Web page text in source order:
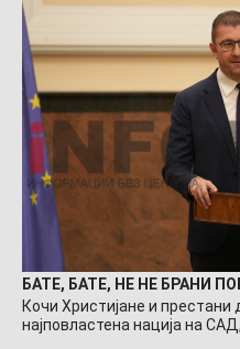
БАТЕ, БАТЕ, НЕ НЕ БРАНИ
Кочи Христијане и
најповластена нација на